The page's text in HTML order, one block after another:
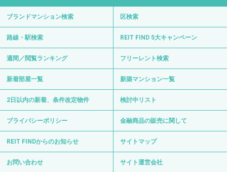
ブランドマンション検索 区検索
路線・駅検索 REIT FIND 5大キャンペーン
週間／閲覧ランキング フリーレント検索
新着部屋一覧 新築マンション一覧
2日以内の新着、条件改定物件 検討中リスト
プライバシーポリシー 金融商品の販売に関して
REIT FINDからのお知らせ サイトマップ
お問い合わせ サイト運営会社